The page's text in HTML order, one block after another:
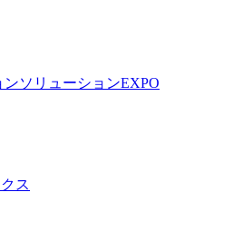
ソリューションEXPO
ス